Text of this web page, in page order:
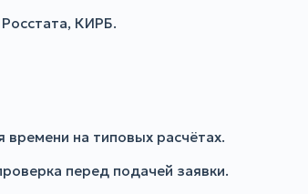
КИРБ.
времени на типовых расчётах.
перед подачей заявки.